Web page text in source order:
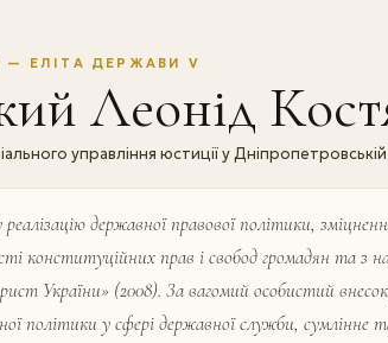
— ЕЛІТА ДЕРЖАВИ V
Леонід
управління юстиції у
державної правової політики,
конституційних прав і свобод громадян та з
України» (2008). За вагомий особистий
політики у сфері державної служби, сумлінне